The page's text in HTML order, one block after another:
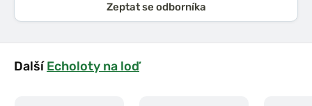
Zeptat se odborníka
DalšíEcholoty na loď